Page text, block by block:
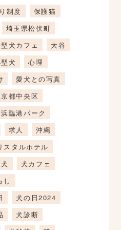
制度
保護猫
埼玉県松伏町
犬カフェ
大谷
犬
心理
愛犬との写真
都中央区
臨港パーク
求人
沖縄
スタルホテル
犬
犬カフェ
し
犬の日2024
犬診断